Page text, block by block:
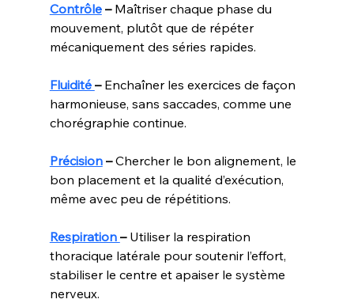
Contrôle – Maîtriser chaque phase du
mouvement, plutôt que de répéter
mécaniquement des séries rapides.
Fluidité – Enchaîner les exercices de façon
harmonieuse, sans saccades, comme une
chorégraphie continue.
Précision – Chercher le bon alignement, le
bon placement et la qualité d’exécution,
même avec peu de répétitions.
Respiration – Utiliser la respiration
thoracique latérale pour soutenir l’effort,
stabiliser le centre et apaiser le système
nerveux.